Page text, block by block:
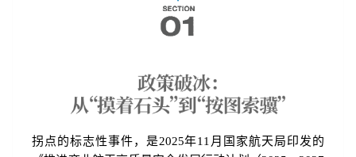
拐点的标志性事件，是2025年11月国家航天局印发的